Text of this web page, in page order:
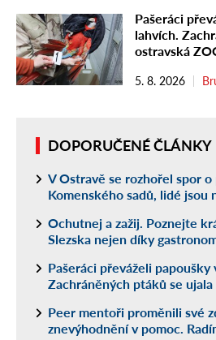
Pašeráci
lahvích.
ostravská
5. 8. 2026
DOPORUČENÉ ČLÁNKY
V Ostravě se rozhořel spor o
Komenského sadů, lidé jsou
Ochutnej a zažij. Poznejte
Slezska nejen díky
Pašeráci převáželi papoušky
Zachráněných ptáků se
Peer mentoři proměnili své
znevýhodnění v pomoc.